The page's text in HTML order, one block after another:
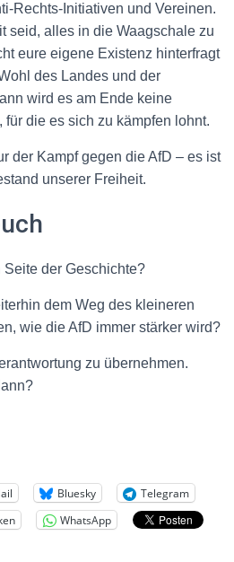
Rechts-Initiativen und Vereinen.
seid, alles in die Waagschale zu
eure eigene Existenz hinterfragt
des Landes und der
wird es am Ende keine
für die es sich zu kämpfen lohnt.
der Kampf gegen die AfD – es ist
unserer Freiheit.
der Geschichte?
dem Weg des kleineren
wie die AfD immer stärker wird?
zu übernehmen.
Bluesky
Telegram
WhatsApp